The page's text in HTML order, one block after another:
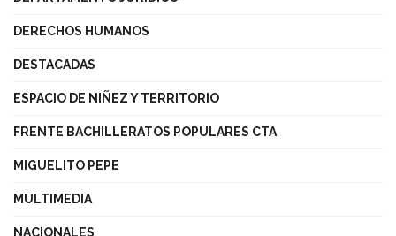
DERECHOS HUMANOS
DESTACADAS
ESPACIO DE NIÑEZ Y TERRITORIO
FRENTE BACHILLERATOS POPULARES CTA
MIGUELITO PEPE
MULTIMEDIA
NACIONALES